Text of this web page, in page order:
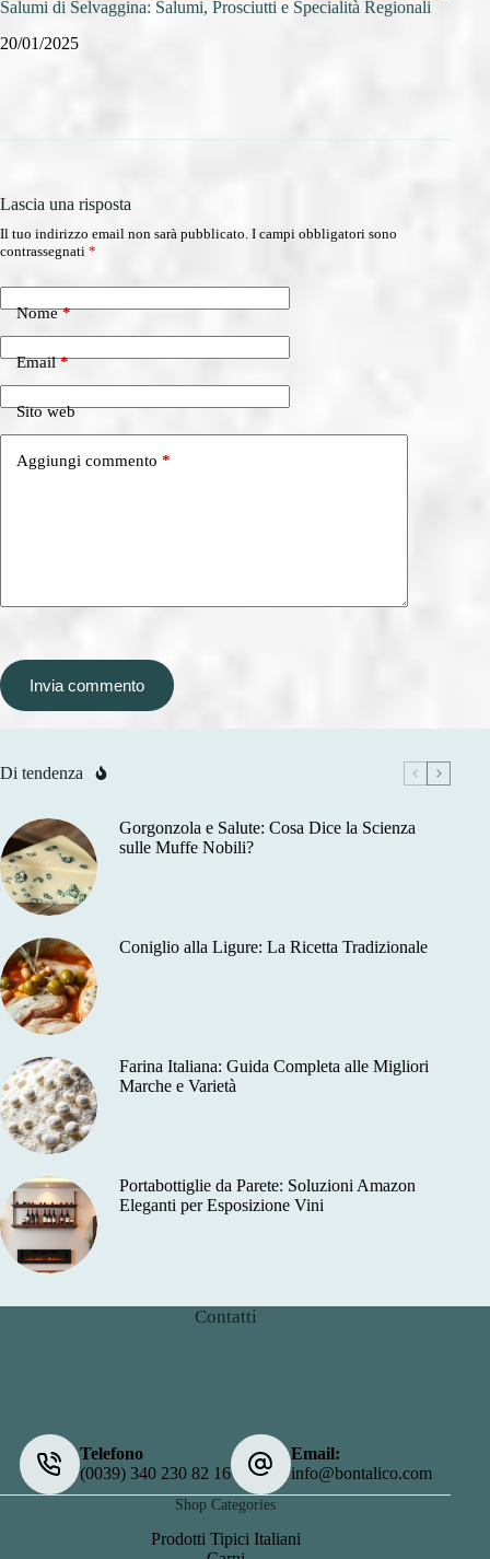
Salumi di Selvaggina: Salumi, Prosciutti e Specialità Regionali
20/01/2025
Lascia una risposta
Il tuo indirizzo email non sarà pubblicato. I campi obbligatori sono
contrassegnati *
Nome*
Email*
Sito web
Aggiungi commento *
Invia commento
Di tendenza
Gorgonzola e Salute: Cosa Dice la Scienza
sulle Muffe Nobili?
Coniglio alla Ligure: La Ricetta Tradizionale
Farina Italiana: Guida Completa alle Migliori
Marche e Varietà
Portabottiglie da Parete: Soluzioni Amazon
Eleganti per Esposizione Vini
Contatti
Telefono
(0039) 340 230 82 16
Email:
info@bontalico.com
Shop Categories
Prodotti Tipici Italiani